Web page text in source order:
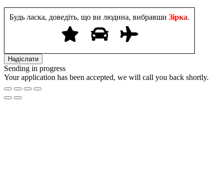
Будь ласка, доведіть, що ви людина, вибравши Зірка.
Sending in progress
Your application has been accepted, we will call you back shortly.